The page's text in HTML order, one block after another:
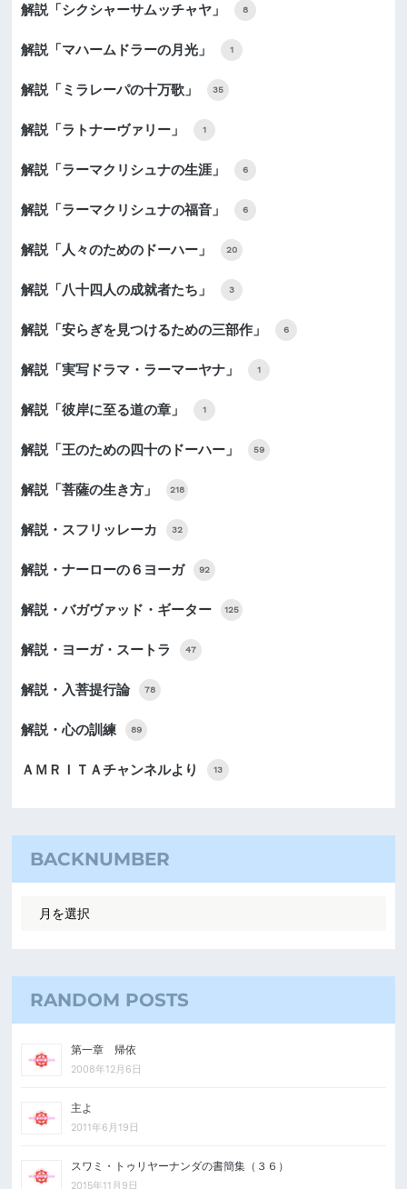
解説「シクシャーサムッチャヤ」 8
解説「マハームドラーの月光」 1
解説「ミラレーパの十万歌」 35
解説「ラトナーヴァリー」 1
解説「ラーマクリシュナの生涯」 6
解説「ラーマクリシュナの福音」 6
解説「人々のためのドーハー」 20
解説「八十四人の成就者たち」 3
解説「安らぎを見つけるための三部作」 6
解説「実写ドラマ・ラーマーヤナ」 1
解説「彼岸に至る道の章」 1
解説「王のための四十のドーハー」 59
解説「菩薩の生き方」 218
解説・スフリッレーカ 32
解説・ナーローの６ヨーガ 92
解説・バガヴァッド・ギーター 125
解説・ヨーガ・スートラ 47
解説・入菩提行論 78
解説・心の訓練 89
ＡＭＲＩＴＡチャンネルより 13
BACKNUMBER
RANDOM POSTS
第一章 帰依
2008年12月6日
主よ
2011年6月19日
スワミ・トゥリヤーナンダの書簡集（３６）
2015年11月9日